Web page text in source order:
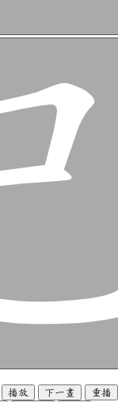
播放 下一畫 重播